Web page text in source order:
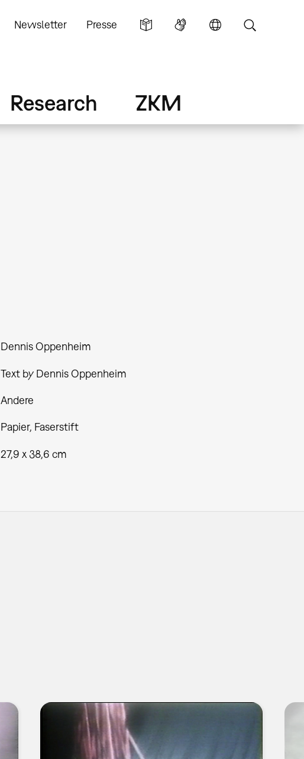
Newsletter Presse
Research ZKM
Dennis Oppenheim
Text by Dennis Oppenheim
Andere
Papier, Faserstift
27,9 x 38,6 cm